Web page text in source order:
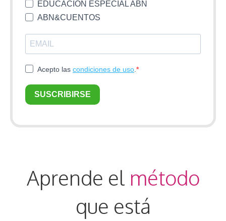
Aprende el método
que está